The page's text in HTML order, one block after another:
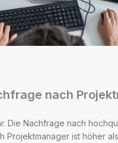
nach
Die Nachfrage nach
Projektmanager ist höher